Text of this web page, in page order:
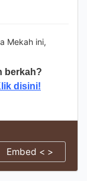
Mekah ini,
berkah?
disini!
Embed < >